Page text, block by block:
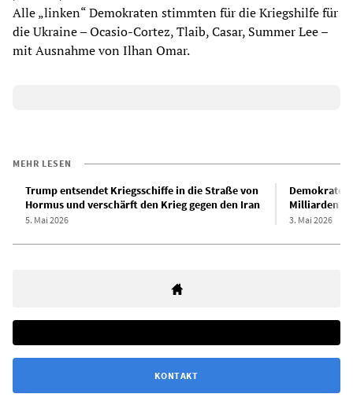
Alle „linken“ Demokraten stimmten für die Kriegshilfe für
die Ukraine – Ocasio-Cortez, Tlaib, Casar, Summer Lee –
mit Ausnahme von Ilhan Omar.
MEHR LESEN
Trump entsendet Kriegsschiffe in die Straße von
Hormus und verschärft den Krieg gegen den Iran
5. Mai 2026
Demokraten
Milliarden
3. Mai 2026
KONTAKT